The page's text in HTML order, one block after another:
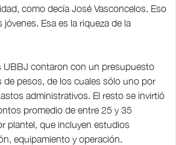
como decía José Vasconcelos. Eso
Esa es la riqueza de la
UBBJ contaron con un presupuesto
de pesos, de los cuales sólo uno por
administrativos. El resto se invirtió
promedio de entre 25 y 35
plantel, que incluyen estudios
equipamiento y operación.